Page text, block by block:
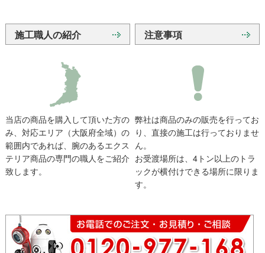
施工職人の紹介
当店の商品を購入して頂いた方の
み、対応エリア（大阪府全域）の
範囲内であれば、腕のあるエクス
テリア商品の専門の職人をご紹介
致します。
注意事項
弊社は商品のみの販売を行ってお
り、直接の施工は行っておりませ
ん。
お受渡場所は、4トン以上のトラ
ックが横付けできる場所に限りま
す。